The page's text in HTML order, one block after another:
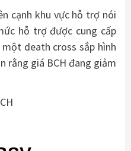
cạnh khu vực hỗ trợ nói
hỗ trợ được cung cấp
death cross sắp hình
rằng giá BCH đang giảm